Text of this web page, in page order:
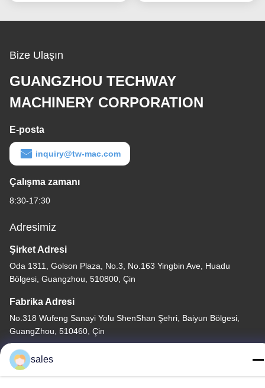
Bize Ulaşın
GUANGZHOU TECHWAY
MACHINERY CORPORATION
E-posta
inquiry@tw-mac.com
Çalışma zamanı
8:30-17:30
Adresimiz
Şirket Adresi
Oda 1311, Golson Plaza, No.3, No.163 Yingbin Ave, Huadu
Bölgesi, Guangzhou, 510800, Çin
Fabrika Adresi
No.318 Wufeng Sanayi Yolu ShenShan Şehri, Baiyun Bölgesi,
GuangZhou, 510460, Çin
tele
86-20-36969420
sales